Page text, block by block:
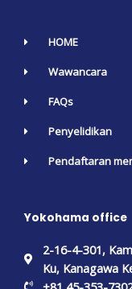
HOME
Wawancara
FAQs
Penyelidikan
Pendaftaran
Yokohama office
2-16-4-301,
Ku, Kanagawa